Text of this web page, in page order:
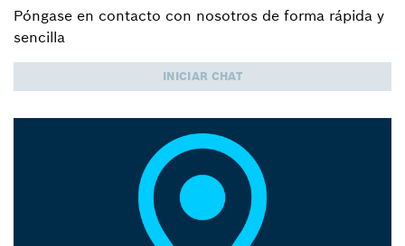
Póngase en contacto con nosotros de forma rápida y
sencilla
INICIAR CHAT